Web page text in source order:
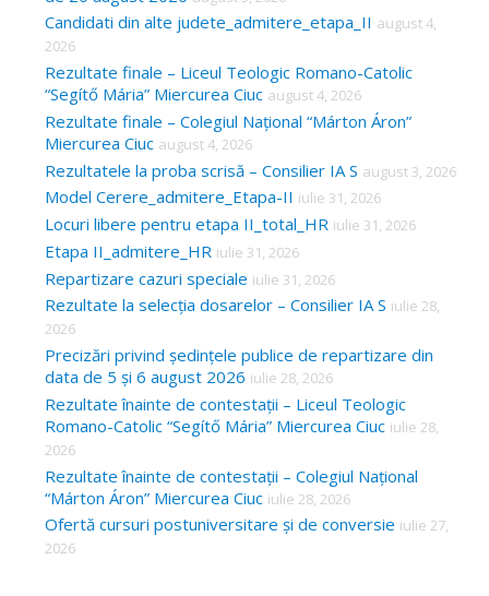
Candidati din alte judete_admitere_etapa_II august 4,
2026
Rezultate finale – Liceul Teologic Romano-Catolic
“Segítő Mária” Miercurea Ciuc august 4, 2026
Rezultate finale – Colegiul Național “Márton Áron”
Miercurea Ciuc august 4, 2026
Rezultatele la proba scrisă – Consilier IA S august 3, 2026
Model Cerere_admitere_Etapa-II iulie 31, 2026
Locuri libere pentru etapa II_total_HR iulie 31, 2026
Etapa II_admitere_HR iulie 31, 2026
Repartizare cazuri speciale iulie 31, 2026
Rezultate la selecția dosarelor – Consilier IA S iulie 28,
2026
Precizări privind ședințele publice de repartizare din
data de 5 și 6 august 2026 iulie 28, 2026
Rezultate înainte de contestații – Liceul Teologic
Romano-Catolic “Segítő Mária” Miercurea Ciuc iulie 28,
2026
Rezultate înainte de contestații – Colegiul Național
“Márton Áron” Miercurea Ciuc iulie 28, 2026
Ofertă cursuri postuniversitare și de conversie iulie 27,
2026